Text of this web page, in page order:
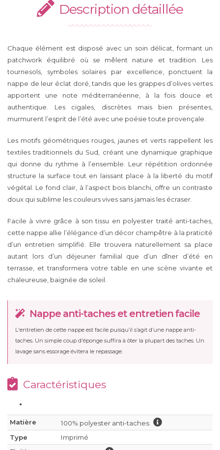
Description détaillée
Chaque élément est disposé avec un soin délicat, formant un
patchwork équilibré où se mêlent nature et tradition. Les
tournesols, symboles solaires par excellence, ponctuent la
nappe de leur éclat doré, tandis que les grappes d’olives vertes
apportent une note méditerranéenne, à la fois douce et
authentique. Les cigales, discrètes mais bien présentes,
murmurent l’esprit de l’été avec une poésie toute provençale.
Les motifs géométriques rouges, jaunes et verts rappellent les
textiles traditionnels du Sud, créant une dynamique graphique
qui donne du rythme à l’ensemble. Leur répétition ordonnée
structure la surface tout en laissant place à la liberté du motif
végétal. Le fond clair, à l’aspect bois blanchi, offre un contraste
doux qui sublime les couleurs vives sans jamais les écraser.
Facile à vivre grâce à son tissu en polyester traité anti-taches,
cette nappe allie l’élégance d’un décor champêtre à la praticité
d’un entretien simplifié. Elle trouvera naturellement sa place
autant lors d’un déjeuner familial que d’un dîner d’été en
terrasse, et transformera votre table en une scène vivante et
chaleureuse, baignée de soleil.
Nappe anti-taches et entretien facile
L'entretien de cette nappe est facile puisqu’il s’agit d’une nappe anti-
taches. Un simple coup d'éponge suffira à ôter la plupart des taches. Un
lavage sans essorage évitera le repassage.
Caractéristiques
Matière
100% polyester anti-taches
Type
Imprimé